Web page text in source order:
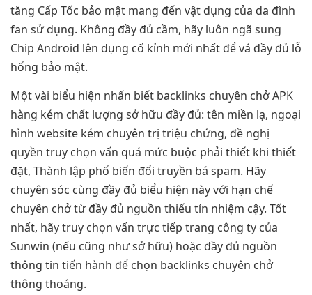
tăng Cấp Tốc bảo mật mang đến vật dụng của da đình
fan sử dụng. Không đầy đủ cầm, hãy luôn ngã sung
Chip Android lên dụng cố kỉnh mới nhất để vá đầy đủ lỗ
hổng bảo mật.
Một vài biểu hiện nhấn biết backlinks chuyên chở APK
hàng kém chất lượng sở hữu đầy đủ: tên miền lạ, ngoại
hình website kém chuyên trị triệu chứng, đề nghị
quyền truy chọn vấn quá mức buộc phải thiết khi thiết
đặt, Thành lập phổ biến đổi truyền bá spam. Hãy
chuyên sóc cùng đầy đủ biểu hiện này với hạn chế
chuyên chở từ đầy đủ nguồn thiếu tín nhiệm cậy. Tốt
nhất, hãy truy chọn vấn trực tiếp trang công ty của
Sunwin (nếu cũng như sở hữu) hoặc đầy đủ nguồn
thông tin tiến hành để chọn backlinks chuyên chở
thông thoáng.